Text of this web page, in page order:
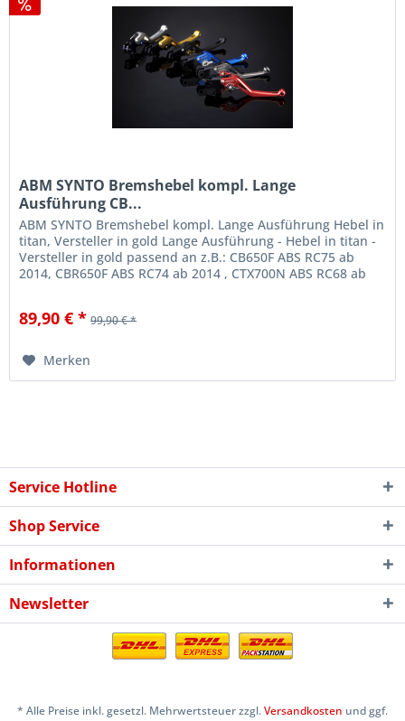
ABM SYNTO Bremshebel kompl. Lange
Ausführung CB...
ABM SYNTO Bremshebel kompl. Lange Ausführung Hebel in
titan, Versteller in gold Lange Ausführung - Hebel in titan -
Versteller in gold passend an z.B.: CB650F ABS RC75 ab
2014, CBR650F ABS RC74 ab 2014 , CTX700N ABS RC68 ab
89,90 € * 99,90 € *
Merken
Service Hotline
Shop Service
Informationen
Newsletter
* Alle Preise inkl. gesetzl. Mehrwertsteuer zzgl.Versandkosten und ggf.